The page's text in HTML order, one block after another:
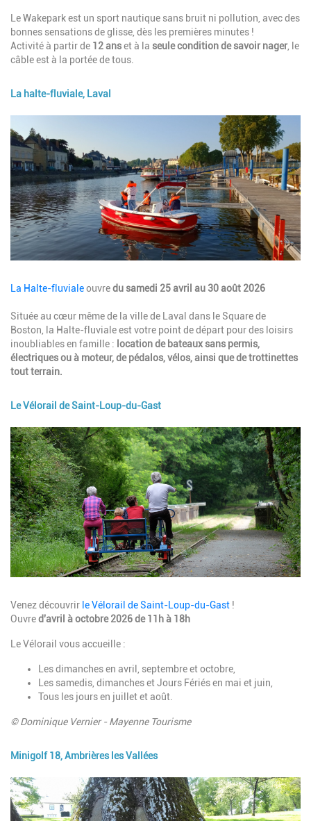
Le Wakepark est un sport nautique sans bruit ni pollution, avec des
bonnes sensations de glisse, dès les premières minutes !
Activité à partir de 12 anset à la seule condition de savoir nager, le
câble est à la portée de tous.
La halte-fluviale, Laval
Description
La Halte-fluvialeouvredu samedi 25 avril au 30 août 2026
Située au cœur même de la ville de Laval dans le Square de
Boston, la Halte-fluviale est votre point de départ pour des loisirs
inoubliables en famille : location de bateaux sans permis,
électriques ou à moteur, de pédalos, vélos, ainsi que de trottinettes
tout terrain.
Le Vélorail de Saint-Loup-du-Gast
Image
Description
Venez découvrir le Vélorail de Saint-Loup-du-Gast !
Ouvred'avril à octobre 2026 de 11h à 18h
Le Vélorail vous accueille :
Les dimanches en avril, septembre et octobre,
Les samedis, dimanches et Jours Fériés en mai et juin,
Tous les jours en juillet et août.
© Dominique Vernier - Mayenne Tourisme
Minigolf 18, Ambrières les Vallées
Image